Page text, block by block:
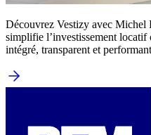
Découvrez Vestizy avec Michel
simplifie l’investissement locatif
intégré, transparent et